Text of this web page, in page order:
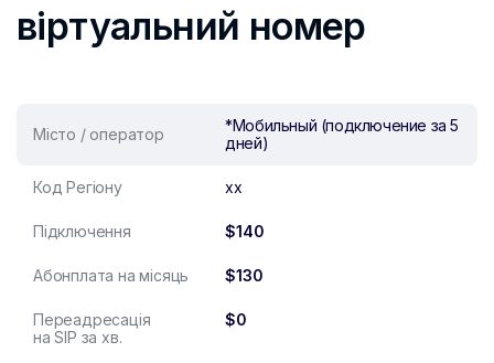
віртуальний номер
Місто / оператор
*Мобильный (подключение за 5
дней)
Код Регіону xx
Підключення $140
Абонплата на місяць $130
Переадресація
на SIP за хв.
$0